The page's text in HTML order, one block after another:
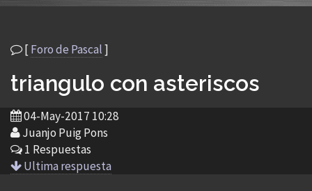
[Foro de Pascal]
triangulo con asteriscos
04-May-2017 10:28
Juanjo Puig Pons
1 Respuestas
Ultima respuesta